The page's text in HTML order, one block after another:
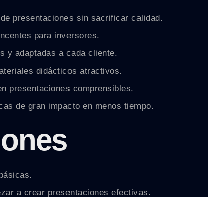
presentaciones sin sacrificar calidad.
para inversores.
y adaptadas a cada cliente.
didácticos atractivos.
presentaciones comprensibles.
de gran impacto en menos tiempo.
a crear presentaciones efectivas.